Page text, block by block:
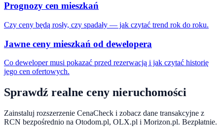
Prognozy cen mieszkań
Czy ceny będą rosły, czy spadały — jak czytać trend rok do roku.
Jawne ceny mieszkań od dewelopera
Co deweloper musi pokazać przed rezerwacją i jak czytać historię
jego cen ofertowych.
Sprawdź realne ceny nieruchomości
Zainstaluj rozszerzenie CenaCheck i zobacz dane transakcyjne z
RCN bezpośrednio na Otodom.pl, OLX.pl i Morizon.pl. Bezpłatnie.